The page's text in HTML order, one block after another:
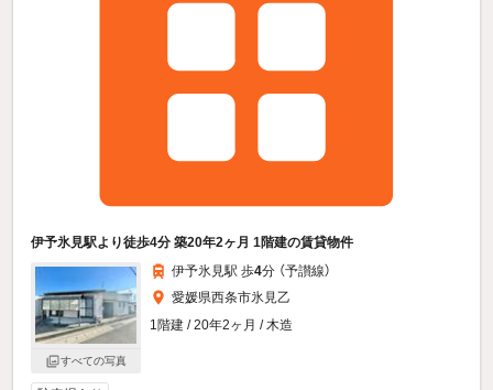
伊予氷見駅より徒歩4分 築20年2ヶ月 1階建の賃貸物件
すべての写真
伊予氷見駅 歩4分 （予讃線）
愛媛県西条市氷見乙
1階建 / 20年2ヶ月 / 木造